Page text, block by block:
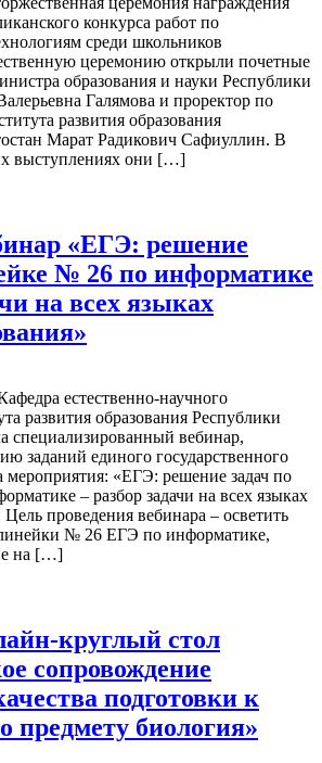
конкурса работ по
среди школьников
церемонию открыли почетные
образования и науки Республики
Галямова и проректор по
развития образования
Марат Радикович Сафиуллин. В
выступлениях они […]
«ЕГЭ: решение
№ 26 по информатике
на всех языках
естественно-научного
развития образования Республики
специализированный вебинар,
заданий единого государственного
мероприятия: «ЕГЭ: решение задач по
– разбор задачи на всех языках
проведения вебинара – осветить
№ 26 ЕГЭ по информатике,
на […]
круглый стол
сопровождение
подготовки к
биология»